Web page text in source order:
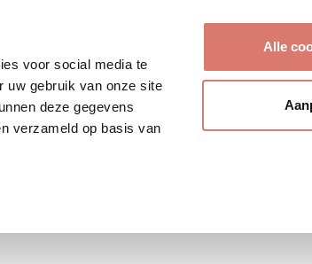
voor social media te
uw gebruik van onze site
deze gegevens
verzameld op basis van
Alle